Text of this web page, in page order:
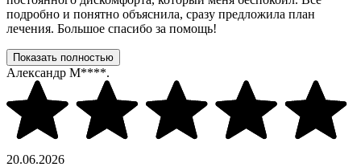
подробно и понятно объяснила, сразу предложила план
лечения. Большое спасибо за помощь!
Показать полностью
Александр М****.
20.06.2026